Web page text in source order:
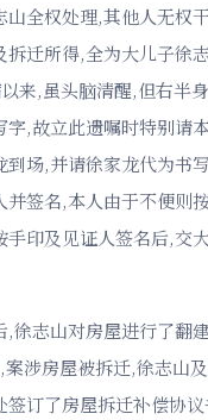
山全权处理,其他人无权
拆迁所得,全为大儿子徐
来,虽头脑清醒,但右半
字,故立此遗嘱时特别请
到场,并请徐家龙代为书
并签名,本人由于不便则
手印及见证人签名后,交
,徐志山对房屋进行了翻
涉房屋被拆迁,徐志山
签订了房屋拆迁补偿协